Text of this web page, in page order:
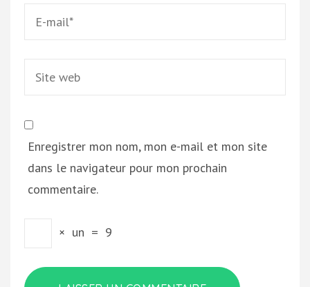
Enregistrer mon nom, mon e-mail et mon site
dans le navigateur pour mon prochain
commentaire.
× un = 9